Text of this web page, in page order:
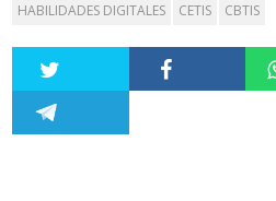
HABILIDADES DIGITALES
CETIS CBTIS